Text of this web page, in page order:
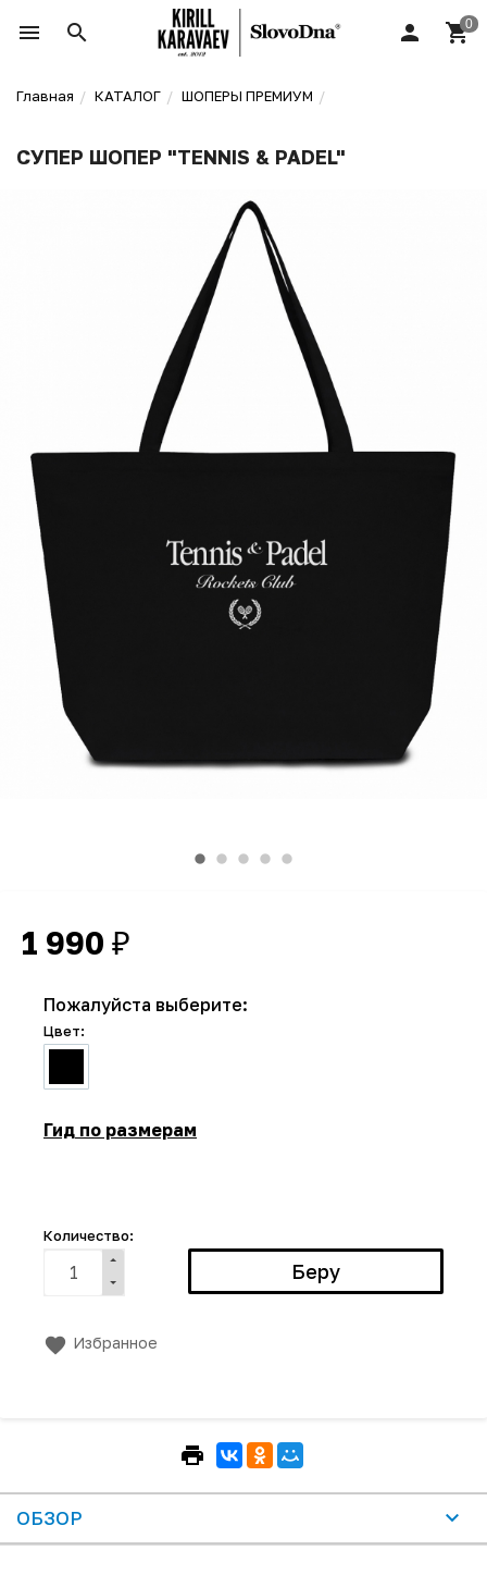
Главная КАТАЛОГ ШОПЕРЫ ПРЕМИУМ
СУПЕР ШОПЕР "TENNIS & PADEL"
1 990 ₽
Пожалуйста выберите:
Цвет:
Гид по размерам
Количество:
Избранное
ОБЗОР